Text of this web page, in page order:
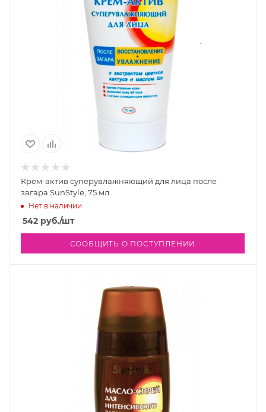
Крем-актив суперувлажняющий для лица после
загара SunStyle, 75 мл
Нет в наличии
542 руб./шт
СООБЩИТЬ О ПОСТУПЛЕНИИ